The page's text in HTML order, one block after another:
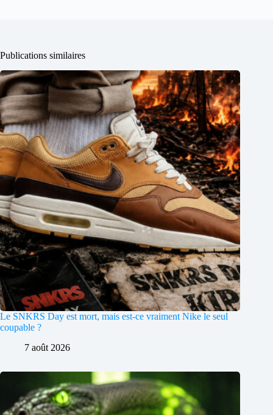
Publications similaires
Le SNKRS Day est mort, mais est-ce vraiment Nike le seul
coupable ?
7 août 2026